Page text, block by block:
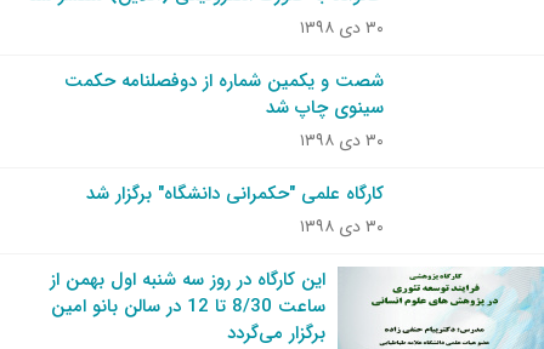
۳۰ دی ۱۳۹۸
شصت و یکمین شماره از دوفصلنامه حکمت
سینوی چاپ شد
۳۰ دی ۱۳۹۸
کارگاه علمی "حکمرانی دانشگاه" برگزار شد
۳۰ دی ۱۳۹۸
این کارگاه در روز سه شنبه اول بهمن از
ساعت 8/30 تا 12 در سالن بانو امین
برگزار می‌گردد